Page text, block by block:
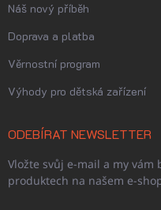
Náš nový příběh
Doprava a platba
Věrnostní program
Výhody pro dětská zařízení
ODEBÍRAT NEWSLETTER
Vložte svůj e-mail a my
produktech na našem e-